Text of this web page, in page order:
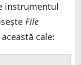
instrumentul
File
cale: